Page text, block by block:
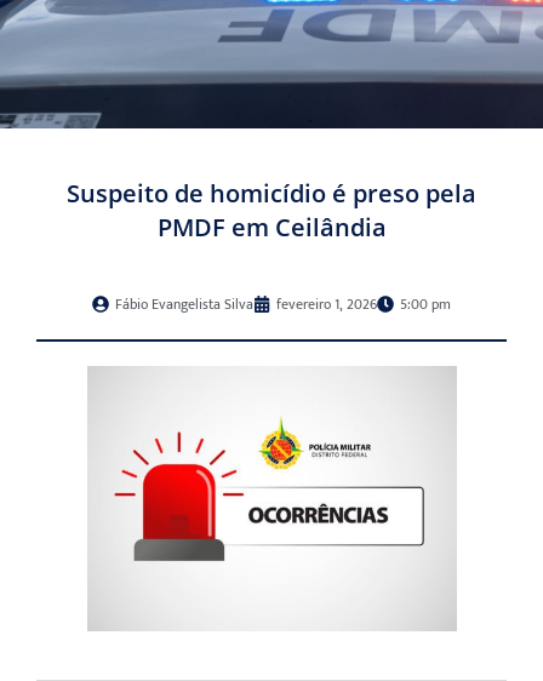
Suspeito de homicídio é preso pela
PMDF em Ceilândia
Fábio Evangelista Silva fevereiro 1, 2026 5:00 pm